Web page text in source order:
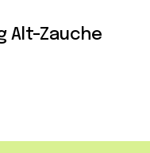
Alt-Zauche